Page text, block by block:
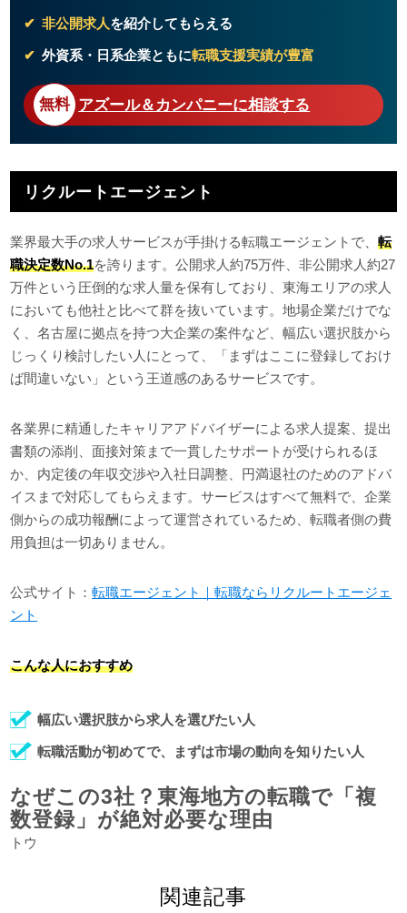
非公開求人を紹介してもらえる
外資系・日系企業ともに転職支援実績が豊富
アズール＆カンパニーに相談する
リクルートエージェント
業界最大手の求人サービスが手掛ける転職エージェントで、転
職決定数No.1を誇ります。公開求人約75万件、非公開求人約27
万件という圧倒的な求人量を保有しており、東海エリアの求人
においても他社と比べて群を抜いています。地場企業だけでな
く、名古屋に拠点を持つ大企業の案件など、幅広い選択肢から
じっくり検討したい人にとって、「まずはここに登録しておけ
ば間違いない」という王道感のあるサービスです。
各業界に精通したキャリアアドバイザーによる求人提案、提出
書類の添削、面接対策まで一貫したサポートが受けられるほ
か、内定後の年収交渉や入社日調整、円満退社のためのアドバ
イスまで対応してもらえます。サービスはすべて無料で、企業
側からの成功報酬によって運営されているため、転職者側の費
用負担は一切ありません。
公式サイト：転職エージェント｜転職ならリクルートエージェ
ント
こんな人におすすめ
幅広い選択肢から求人を選びたい人
転職活動が初めてで、まずは市場の動向を知りたい人
なぜこの3社？東海地方の転職で「複
数登録」が絶対必要な理由
トウ
関連記事